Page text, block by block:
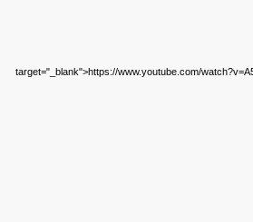
target="_blank">https://www.youtube.com/